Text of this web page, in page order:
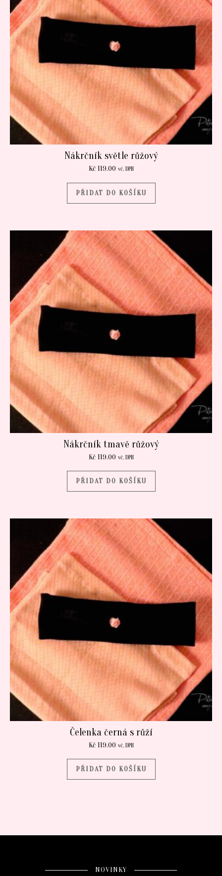
Nákrčník světle růžový
Kč119.00 vč. DPH
PŘIDAT DO KOŠÍKU
Nákrčník tmavě růžový
Kč119.00 vč. DPH
PŘIDAT DO KOŠÍKU
Čelenka černá s růží
Kč119.00 vč. DPH
PŘIDAT DO KOŠÍKU
NOVINKY